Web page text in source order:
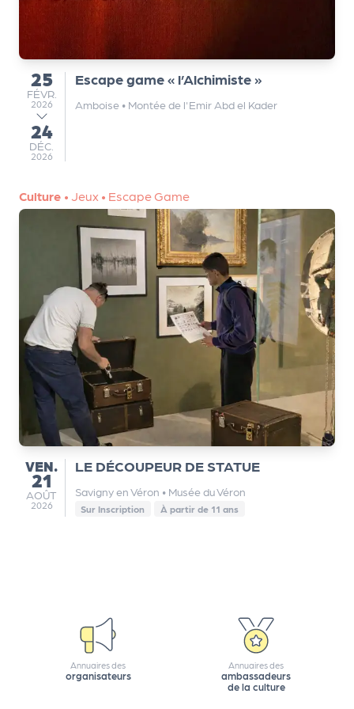
du
25
FÉVRIER
FÉVR.
2026
au
24
DÉCEMBRE
DÉC.
2026
Escape game « l’Alchimiste »
Amboise • Montée de l'Emir Abd el Kader
Culture • Jeux • Escape Game
VENDREDI
VEN.
21
AOÛT
AOÛT
2026
LE DÉCOUPEUR DE STATUE
Savigny en Véron • Musée du Véron
Sur Inscription À partir de 11 ans
Annuaires des
organisateurs
Annuaires des
ambassadeurs
de la culture
a
e
L
e
cl
d
e
s
p
a
t
e
n
a
ir
e